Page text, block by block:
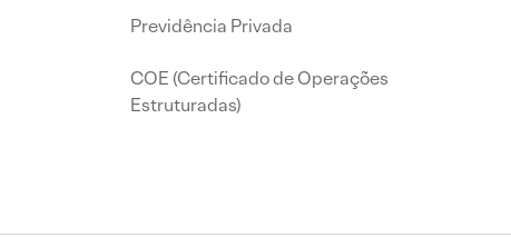
Previdência Privada
COE (Certificado de Operações
Estruturadas)